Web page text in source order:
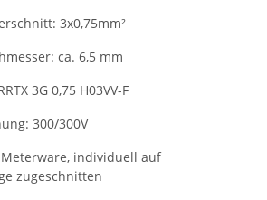
3x0,75mm²
ca. 6,5 mm
3G 0,75 H03VV-F
300/300V
individuell auf
zugeschnitten